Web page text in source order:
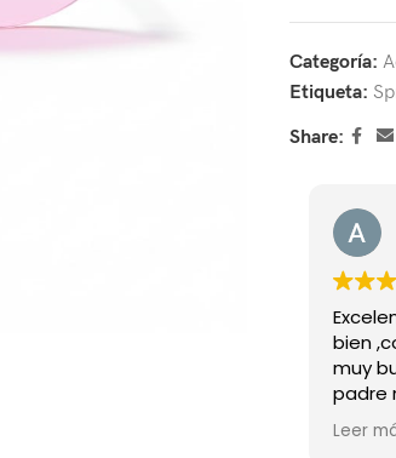
Categoría:
Etiqueta:
Share:
bien
muy
padre
tienda
Leer